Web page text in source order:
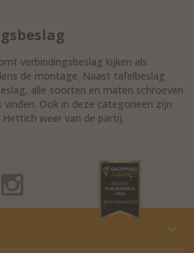
verbindingsbeslag kijken als
de montage. Naast tafelbeslag
alle soorten en maten schroeven
Ook in deze categorieën zijn
weer van de partij.